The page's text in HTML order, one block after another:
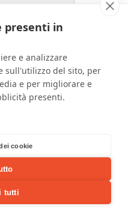
Web Solutions
Gioia del Colle (BA) |
P.IVA 06983620722 |
|
Policy
presenti in
e analizzare
sull'utilizzo del sito, per
e per migliorare e
presenti.
cookie
tutti